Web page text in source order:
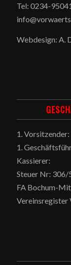
Tel: 0234-
Webdesign: A.
1.
1.
Kassierer:
Steuer Nr:
FA Bochum-
Vereinsregister